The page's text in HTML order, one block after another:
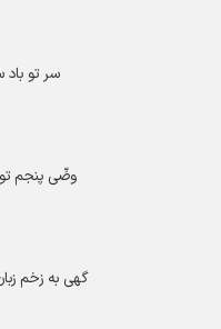
سر تو باد
وصِّی پنجم
گهی به زخم